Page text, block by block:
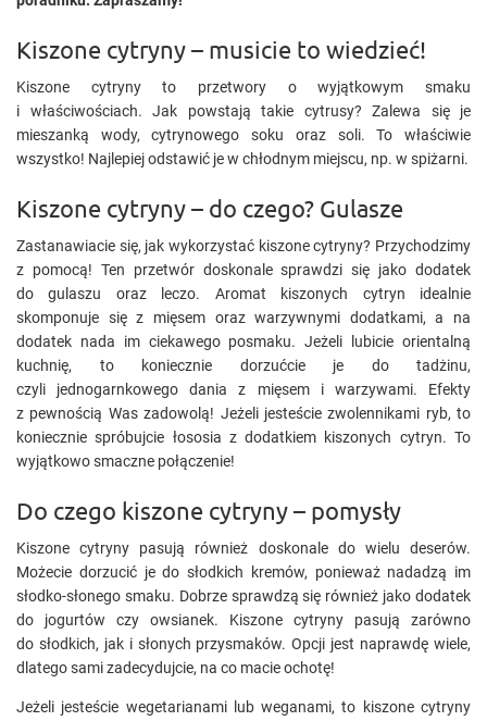
Kiszone cytryny – musicie to wiedzieć!
Kiszone cytryny to przetwory o wyjątkowym smaku
i właściwościach. Jak powstają takie cytrusy? Zalewa się je
mieszanką wody, cytrynowego soku oraz soli. To właściwie
wszystko! Najlepiej odstawić je w chłodnym miejscu, np. w spiżarni.
Kiszone cytryny – do czego? Gulasze
Zastanawiacie się, jak wykorzystać kiszone cytryny? Przychodzimy
z pomocą! Ten przetwór doskonale sprawdzi się jako dodatek
do gulaszu oraz leczo. Aromat kiszonych cytryn idealnie
skomponuje się z mięsem oraz warzywnymi dodatkami, a na
dodatek nada im ciekawego posmaku. Jeżeli lubicie orientalną
kuchnię, to koniecznie dorzućcie je do tadżinu,
czyli jednogarnkowego dania z mięsem i warzywami. Efekty
z pewnością Was zadowolą! Jeżeli jesteście zwolennikami ryb, to
koniecznie spróbujcie łososia z dodatkiem kiszonych cytryn. To
wyjątkowo smaczne połączenie!
Do czego kiszone cytryny – pomysły
Kiszone cytryny pasują również doskonale do wielu deserów.
Możecie dorzucić je do słodkich kremów, ponieważ nadadzą im
słodko-słonego smaku. Dobrze sprawdzą się również jako dodatek
do jogurtów czy owsianek. Kiszone cytryny pasują zarówno
do słodkich, jak i słonych przysmaków. Opcji jest naprawdę wiele,
dlatego sami zadecydujcie, na co macie ochotę!
Jeżeli jesteście wegetarianami lub weganami, to kiszone cytryny